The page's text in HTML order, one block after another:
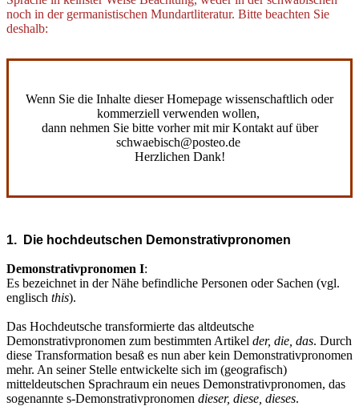
noch in der germanistischen Mundartliteratur. Bitte beachten Sie
deshalb:
Wenn Sie die Inhalte dieser Homepage wissenschaftlich oder
kommerziell verwenden wollen,
dann nehmen Sie bitte vorher mit mir Kontakt auf über
schwaebisch@posteo.de
Herzlichen Dank!
1. Die hochdeutschen Demonstrativpronomen
Demonstrativpronomen I:
Es bezeichnet in der Nähe befindliche Personen oder Sachen (vgl.
englisch this).
Das Hochdeutsche transformierte das altdeutsche
Demonstrativpronomen zum bestimmten Artikel der, die, das. Durch
diese Transformation besaß es nun aber kein Demonstrativpronomen
mehr. An seiner Stelle entwickelte sich im (geografisch)
mitteldeutschen Sprachraum ein neues Demonstrativpronomen, das
sogenannte s-Demonstrativpronomen dieser, diese, dieses.